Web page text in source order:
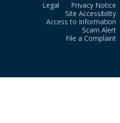
Legal
Privacy Notice
Site Accessibility
Access to Information
Scam Alert
File a Complaint